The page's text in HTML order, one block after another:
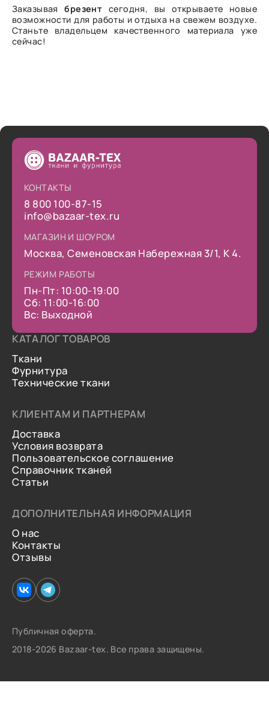
Заказываябрезент сегодня, вы открываете новые
возможности для работы и отдыха на свежем воздухе.
Станьте владельцем качественного материала уже
сейчас!
КОНТАКТЫ
8 800 100-87-15
info@bazaar-tex.ru
МАГАЗИН И ШОУРОМ
Москва, Семеновская Набережная 3/1, К 4.
РЕЖИМ РАБОТЫ
Пн-Пт: 10:00-19:00
Сб: 11:00-16:00
Вс: Выходной
КАТАЛОГ ТОВАРОВ
Ткани
Фурнитура
Технические ткани
КЛИЕНТАМ И ПАРТНЕРАМ
Доставка
Условия возврата
Пользовательское соглашение
Справочник тканей
Статьи
ДОПОЛНИТЕЛЬНАЯ ИНФОРМАЦИЯ
О нас
Контакты
Отзывы
Публичная оферта.
2018-2026 Bazaar-tex. Все права защищены.